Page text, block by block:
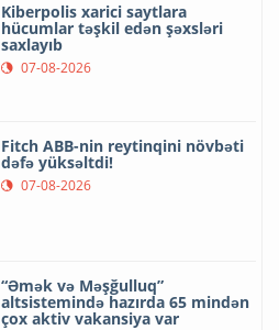
Kiberpolis xarici saytlara
hücumlar təşkil edən şəxsləri
saxlayıb
07-08-2026
Fitch ABB-nin reytinqini növbəti
dəfə yüksəltdi!
07-08-2026
“Əmək və Məşğulluq”
altsistemində hazırda 65 mindən
çox aktiv vakansiya var